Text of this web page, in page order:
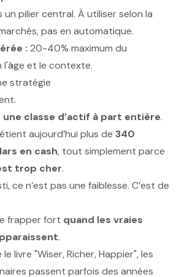
pilier central. À utiliser selon la
pas en automatique.
: 20-40% maximum du
l'âge et le contexte.
stratégie
une classe d’actif à part entière.
aujourd’hui plus de 340
en cash, tout simplement parce
trop cher.
ce n’est pas une faiblesse. C’est de
frapper fort quand les vraies
.
livre "Wiser, Richer, Happier", les
passent parfois des années